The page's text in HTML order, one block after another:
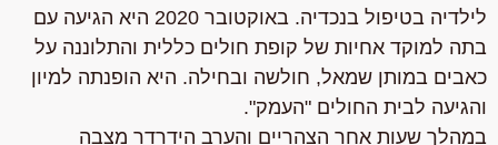
לילדיה בטיפול בנכדיה. באוקטובר 2020 היא הגיעה עם
בתה למוקד אחיות של קופת חולים כללית והתלוננה על
כאבים במותן שמאל, חולשה ובחילה. היא הופנתה למיון
והגיעה לבית החולים "העמק".
במהלך שעות אחר הצהריים והערב הידרדר מצבה